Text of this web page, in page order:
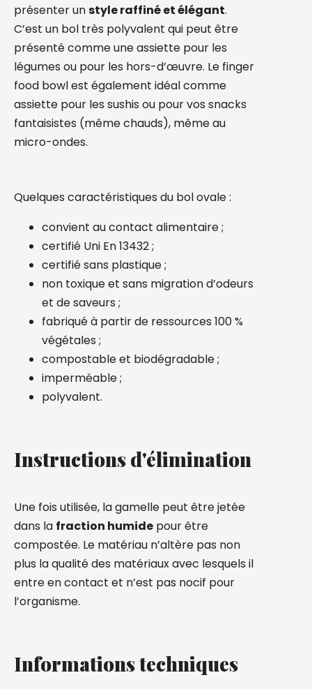
présenter unstyle raffiné et élégant.
C’est un bol très polyvalent qui peut être
présenté comme une assiette pour les
légumes ou pour les hors-d’œuvre. Le finger
food bowl est également idéal comme
assiette pour les sushis ou pour vos snacks
fantaisistes (même chauds), même au
micro-ondes.
Quelques caractéristiques du bol ovale :
convient au contact alimentaire ;
certifié Uni En 13432 ;
certifié sans plastique ;
non toxique et sans migration d’odeurs
et de saveurs ;
fabriqué à partir de ressources 100 %
végétales ;
compostable et biodégradable ;
imperméable ;
polyvalent.
Instructions d'élimination
Une fois utilisée, la gamelle peut être jetée
dans la fraction humide pour être
compostée. Le matériau n’altère pas non
plus la qualité des matériaux avec lesquels il
entre en contact et n’est pas nocif pour
l’organisme.
Informations techniques